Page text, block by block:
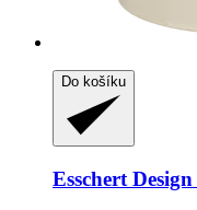
Do košíku
Esschert Design